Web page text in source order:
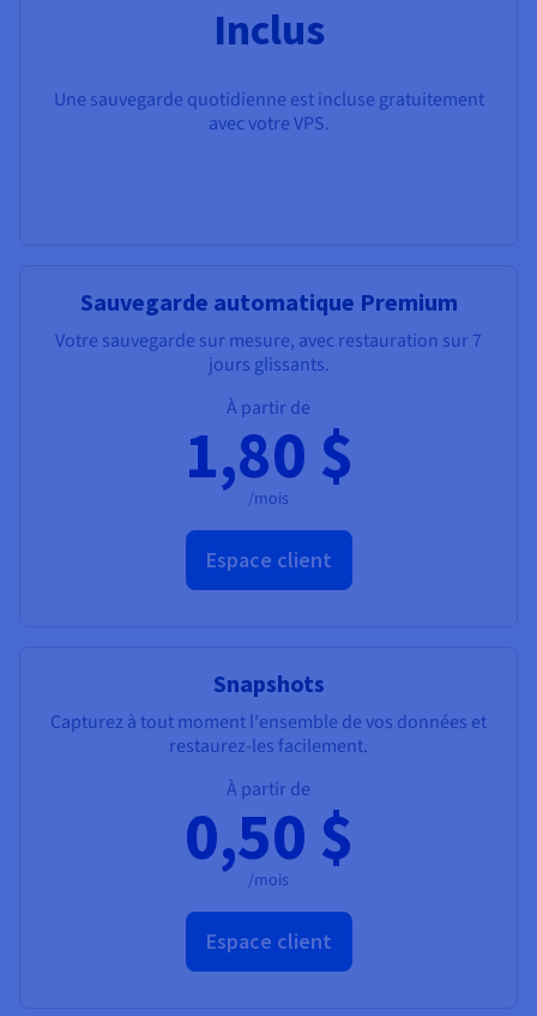
Inclus
Une sauvegarde quotidienne est incluse gratuitement
avec votre VPS.
Sauvegarde automatique Premium
Votre sauvegarde sur mesure, avec restauration sur 7
jours glissants.
À partir de
1,80 $
/mois
Espace client
Snapshots
Capturez à tout moment l'ensemble de vos données et
restaurez-les facilement.
À partir de
0,50 $
/mois
Espace client